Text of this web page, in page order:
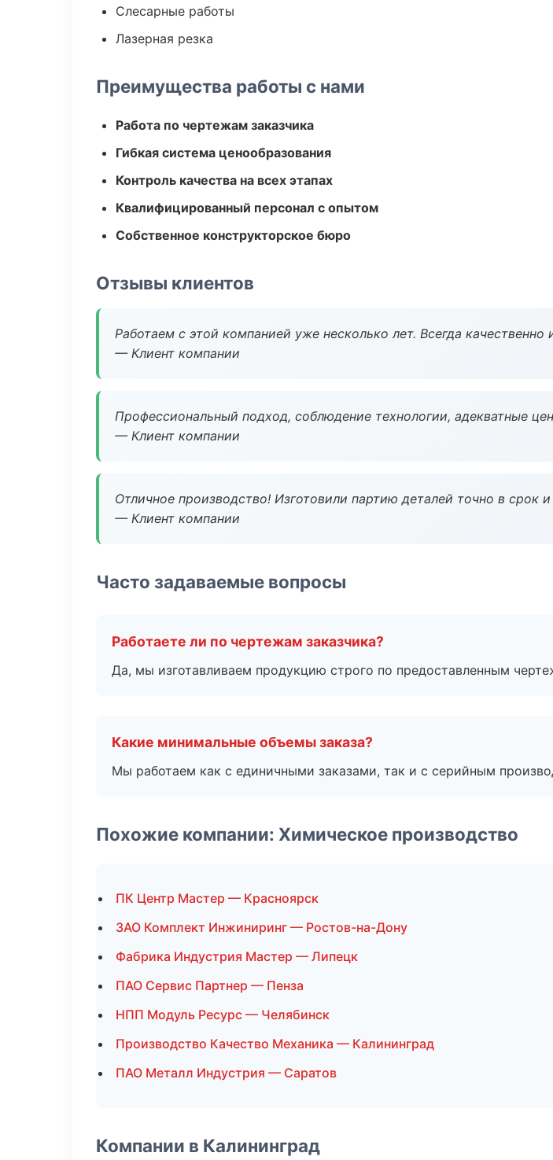
Слесарные работы
Лазерная резка
Преимущества работы с нами
Работа по чертежам заказчика
Гибкая система ценообразования
Контроль качества на всех этапах
Квалифицированный персонал с опытом
Собственное конструкторское бюро
Отзывы клиентов
Работаем с этой компанией уже несколько лет. Всегда качественно
— Клиент компании
Профессиональный подход, соблюдение технологии, адекватные
— Клиент компании
Отличное производство! Изготовили партию деталей точно в срок
— Клиент компании
Часто задаваемые вопросы
Работаете ли по чертежам заказчика?
Да, мы изготавливаем продукцию строго по предоставленным
Какие минимальные объемы заказа?
Мы работаем как с единичными заказами, так и с серийным
Похожие компании: Химическое производство
ПК Центр Мастер — Красноярск
ЗАО Комплект Инжиниринг — Ростов-на-Дону
Фабрика Индустрия Мастер — Липецк
ПАО Сервис Партнер — Пенза
НПП Модуль Ресурс — Челябинск
Производство Качество Механика — Калининград
ПАО Металл Индустрия — Саратов
Компании в Калининград